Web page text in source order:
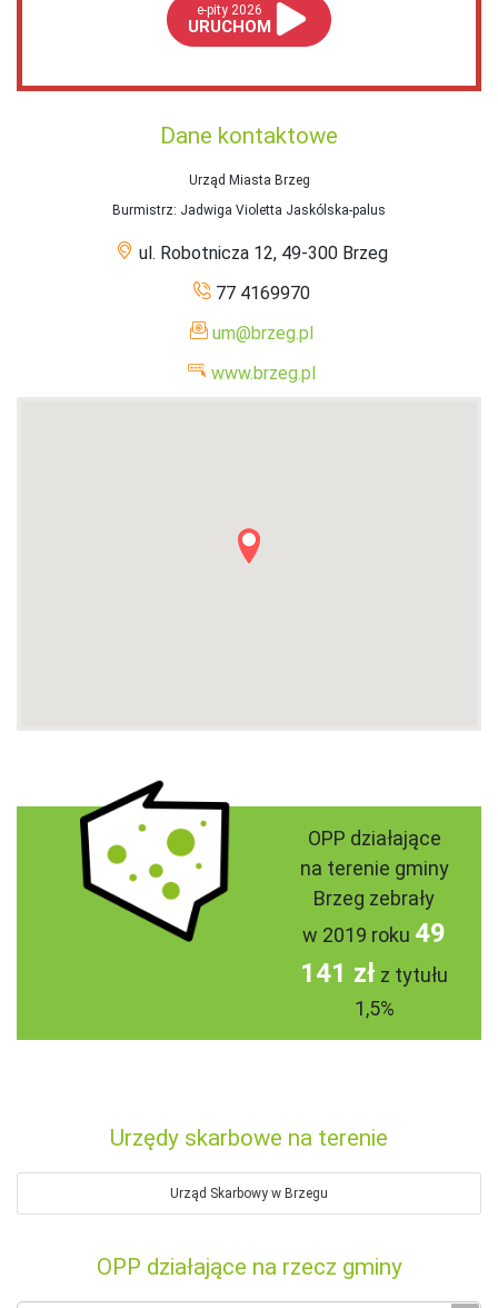
e-pity 2026
URUCHOM
Dane kontaktowe
Urząd Miasta Brzeg
Burmistrz: Jadwiga Violetta Jaskólska-palus
ul. Robotnicza 12, 49-300 Brzeg
77 4169970
um@brzeg.pl
www.brzeg.pl
OPP działające
na terenie gminy
Brzeg zebrały
w 2019 roku 49
141 zł z tytułu
1,5%
Urzędy skarbowe na terenie
Urząd Skarbowy w Brzegu
OPP działające na rzecz gminy